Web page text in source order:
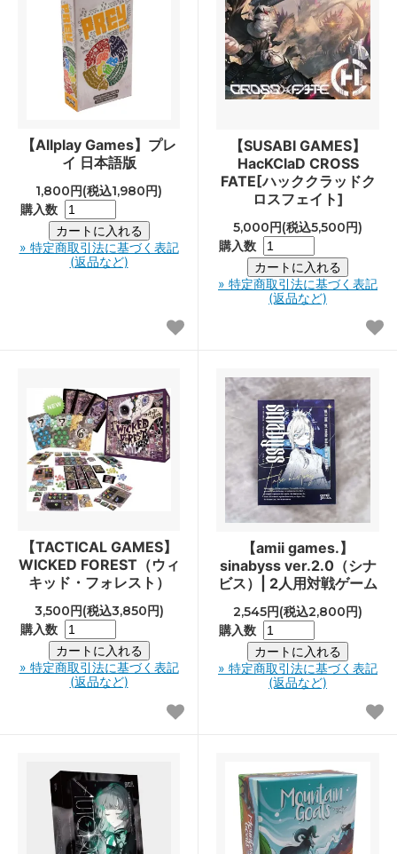
【Allplay Games】プレ
イ 日本語版
1,800円(税込1,980円)
購入数
» 特定商取引法に基づく表記
(返品など)
【SUSABI GAMES】
HacKClaD CROSS
FATE[ハッククラッドク
ロスフェイト]
5,000円(税込5,500円)
購入数
» 特定商取引法に基づく表記
(返品など)
【TACTICAL GAMES】
WICKED FOREST（ウィ
キッド・フォレスト）
3,500円(税込3,850円)
購入数
» 特定商取引法に基づく表記
(返品など)
【amii games.】
sinabyss ver.2.0（シナ
ビス）| 2人用対戦ゲーム
2,545円(税込2,800円)
購入数
» 特定商取引法に基づく表記
(返品など)